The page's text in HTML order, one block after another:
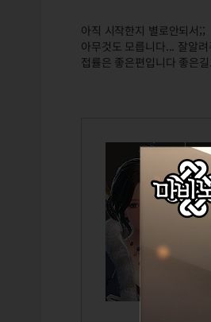
아직 시작한지 별로안되서;;
아무것도 모릅니다... 잘알
접률은 좋은편입니다 좋은